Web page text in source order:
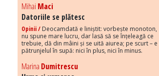
Mihai Maci
Datoriile se plătesc
Opinii / Deocamdată e liniștit: vorbește monoton,
nu spune mare lucru, dar lasă să se înțeleagă ce
trebuie, dă din mâini și se uită aiurea; pe scurt – e
pătrunjelul în supă: nici în plus, nici în minus.
Marina Dumitrescu